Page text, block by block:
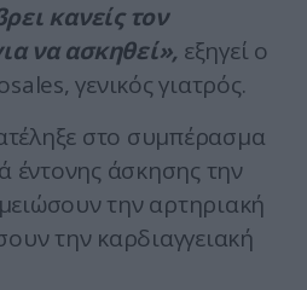
κανείς τον
να ασκηθεί», εξηγεί ο
γενικός γιατρός.
στο συμπέρασμα
έντονης άσκησης την
την αρτηριακή
την καρδιαγγειακή